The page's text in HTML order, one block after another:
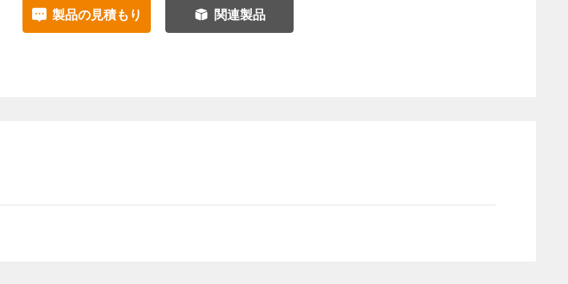
製品の見積もり 関連製品